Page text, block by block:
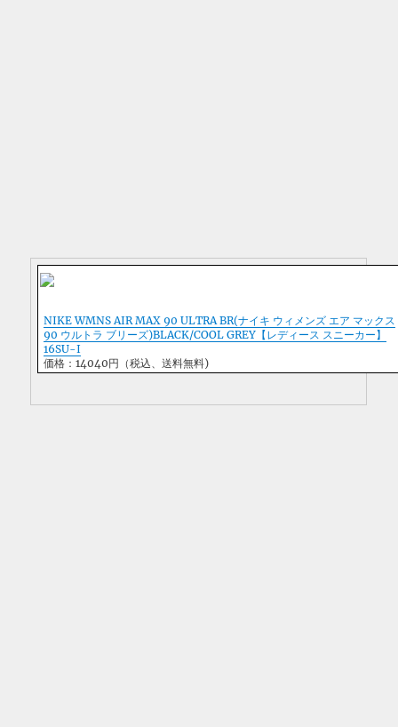
NIKE WMNS AIR MAX 90 ULTRA BR(ナイキ ウィメンズ エア マックス
90 ウルトラ ブリーズ)BLACK/COOL GREY【レディース スニーカー】
16SU-I
価格：14040円（税込、送料無料)